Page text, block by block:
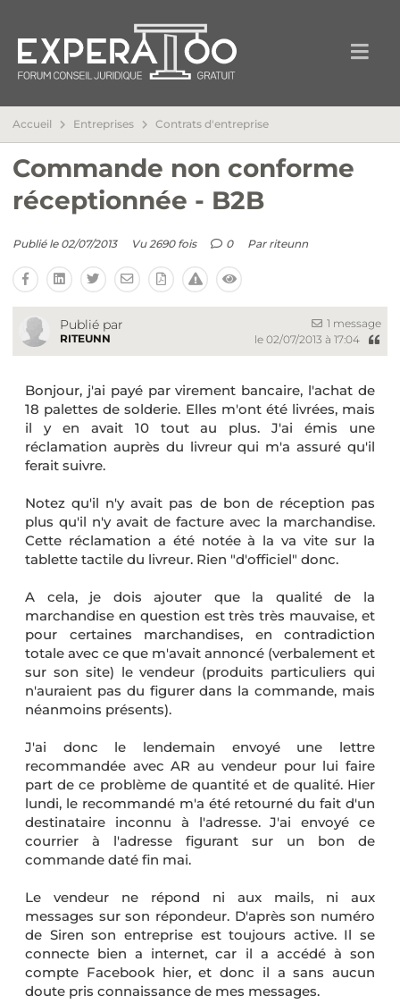
Accueil Entreprises Contrats d'entreprise
Commande non conforme
réceptionnée - B2B
Publié le 02/07/2013 Vu 2690 fois 0 Par riteunn
Publié par
RITEUNN
1 message
le 02/07/2013 à 17:04
Bonjour, j'ai payé par virement bancaire, l'achat de
18 palettes de solderie. Elles m'ont été livrées, mais
il y en avait 10 tout au plus. J'ai émis une
réclamation auprès du livreur qui m'a assuré qu'il
ferait suivre.
Notez qu'il n'y avait pas de bon de réception pas
plus qu'il n'y avait de facture avec la marchandise.
Cette réclamation a été notée à la va vite sur la
tablette tactile du livreur. Rien "d'officiel" donc.
A cela, je dois ajouter que la qualité de la
marchandise en question est très très mauvaise, et
pour certaines marchandises, en contradiction
totale avec ce que m'avait annoncé (verbalement et
sur son site) le vendeur (produits particuliers qui
n'auraient pas du figurer dans la commande, mais
néanmoins présents).
J'ai donc le lendemain envoyé une lettre
recommandée avec AR au vendeur pour lui faire
part de ce problème de quantité et de qualité. Hier
lundi, le recommandé m'a été retourné du fait d'un
destinataire inconnu à l'adresse. J'ai envoyé ce
courrier à l'adresse figurant sur un bon de
commande daté fin mai.
Le vendeur ne répond ni aux mails, ni aux
messages sur son répondeur. D'après son numéro
de Siren son entreprise est toujours active. Il se
connecte bien a internet, car il a accédé à son
compte Facebook hier, et donc il a sans aucun
doute pris connaissance de mes messages.